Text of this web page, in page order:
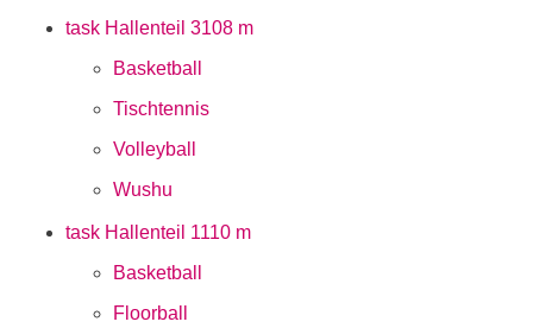
task Hallenteil 3108 m
Basketball
Tischtennis
Volleyball
Wushu
task Hallenteil 1110 m
Basketball
Floorball